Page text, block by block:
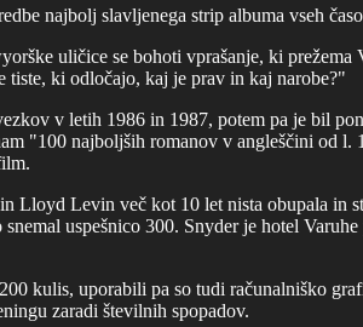
najbolj slavljenega strip albuma vseh
uličice se bohoti vprašanje, ki
tiste, ki odločajo, kaj je prav in kaj narobe?"
v letih 1986 in 1987, potem pa je bil
"100 najboljših romanov v angleščini od
Lloyd Levin več kot 10 let nista obupala in
uspešnico 300. Snyder je hotel
kulis, uporabili pa so tudi računalniško
zaradi številnih spopadov.